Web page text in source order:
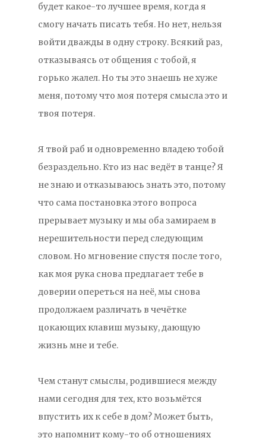
будет какое-то лучшее время, когда я
смогу начать писать тебя. Но нет, нельзя
войти дважды в одну строку. Всякий раз,
отказываясь от общения с тобой, я
горько жалел. Но ты это знаешь не хуже
меня, потому что моя потеря смысла это и
твоя потеря.
Я твой раб и одновременно владею тобой
безраздельно. Кто из нас ведёт в танце? Я
не знаю и отказываюсь знать это, потому
что сама постановка этого вопроса
прерывает музыку и мы оба замираем в
нерешительности перед следующим
словом. Но мгновение спустя после того,
как моя рука снова предлагает тебе в
доверии опереться на неё, мы снова
продолжаем различать в чечётке
цокающих клавиш музыку, дающую
жизнь мне и тебе.
Чем станут смыслы, родившиеся между
нами сегодня для тех, кто возьмётся
впустить их к себе в дом? Может быть,
это напомнит кому-то об отношениях